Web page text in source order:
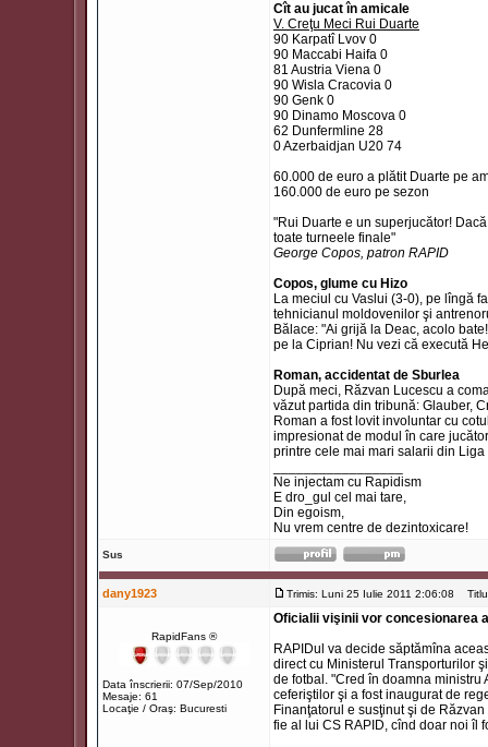
Cît au jucat în amicale
V. Creţu Meci Rui Duarte
90 Karpatî Lvov 0
90 Maccabi Haifa 0
81 Austria Viena 0
90 Wisla Cracovia 0
90 Genk 0
90 Dinamo Moscova 0
62 Dunfermline 28
0 Azerbaidjan U20 74
60.000 de euro a plătit Duarte pe
160.000 de euro pe sezon
"Rui Duarte e un superjucător!
toate turneele finale"
George Copos, patron RAPID
Copos, glume cu Hizo
La meciul cu Vaslui (3-0), pe lîngă
tehnicianul moldovenilor şi
Bălace: "Ai grijă la Deac, acolo
pe la Ciprian! Nu vezi că execută
Roman, accidentat de Sburlea
După meci, Răzvan Lucescu a
văzut partida din tribună: Glauber,
Roman a fost lovit involuntar cu
impresionat de modul în care
printre cele mai mari salarii din
Ne injectam cu Rapidism
E dro_gul cel mai tare,
Din egoism,
Nu vrem centre de dezintoxicare!
Sus
dany1923 Trimis: Luni 25 Iulie 2011 2:06:08
RapidFans ®
Data înscrierii: 07/Sep/2010
Mesaje: 61
Locaţie / Oraş: Bucuresti
Oficialii vişinii vor concesionarea
RAPIDul va decide săptămîna
direct cu Ministerul Transporturilor
de fotbal. "Cred în doamna ministru
ceferiştilor şi a fost inaugurat de
Finanţatorul e susţinut şi de
fie al lui CS RAPID, cînd doar noi îl